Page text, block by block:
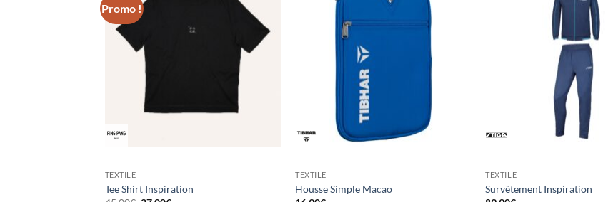
Promo !
Ajouter
aux
souhaits
TEXTILE
Tee Shirt Inspiration
Ajouter
souhaits
TEXTILE
Housse Simple Macao
TEXTILE
Survêtement Inspiration